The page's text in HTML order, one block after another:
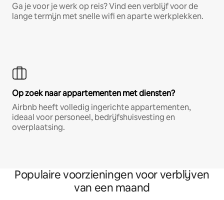
Ga je voor je werk op reis? Vind een verblijf voor de
lange termijn met snelle wifi en aparte werkplekken.
Op zoek naar appartementen met diensten?
Airbnb heeft volledig ingerichte appartementen,
ideaal voor personeel, bedrijfshuisvesting en
overplaatsing.
Populaire voorzieningen voor verblijven
van een maand